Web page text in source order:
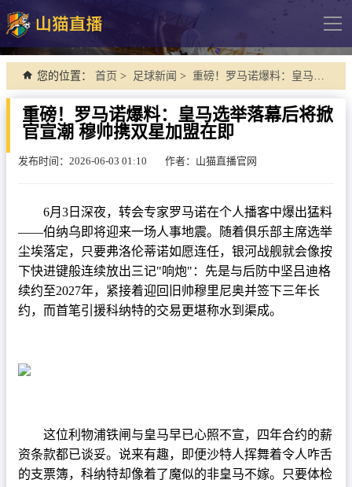
导
网站首页
足球直播
英超
德甲
意甲
欧冠杯
中超
NBA
足球录像
您的位置： 首页 > 足球新闻 > 重磅！罗马诺爆料：皇马选举落幕后将掀官宣潮 穆帅携双星加盟在即
重磅！罗马诺爆料：皇马选举落幕后将掀
官宣潮 穆帅携双星加盟在即
发布时间：2026-06-03 01:10 作者：山猫直播官网
6月3日深夜，转会专家罗马诺在个人播客中爆出猛料
——伯纳乌即将迎来一场人事地震。随着俱乐部主席选举
尘埃落定，只要弗洛伦蒂诺如愿连任，银河战舰就会像按
下快进键般连续放出三记"响炮"：先是与后防中坚吕迪格
续约至2027年，紧接着迎回旧帅穆里尼奥并签下三年长
约，而首笔引援科纳特的交易更堪称水到渠成。
这位利物浦铁闸与皇马早已心照不宣，四年合约的薪
资条款都已谈妥。说来有趣，即便沙特人挥舞着令人咋舌
的支票簿，科纳特却像着了魔似的非皇马不嫁。只要体检